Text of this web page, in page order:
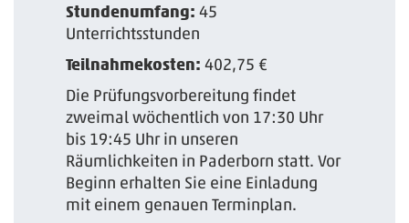
Stundenumfang:45
Unterrichtsstunden
Teilnahmekosten:402,75 €
Die Prüfungsvorbereitung findet
zweimal wöchentlich von 17:30 Uhr
bis 19:45 Uhr in unseren
Räumlichkeiten in Paderborn statt. Vor
Beginn erhalten Sie eine Einladung
mit einem genauen Terminplan.